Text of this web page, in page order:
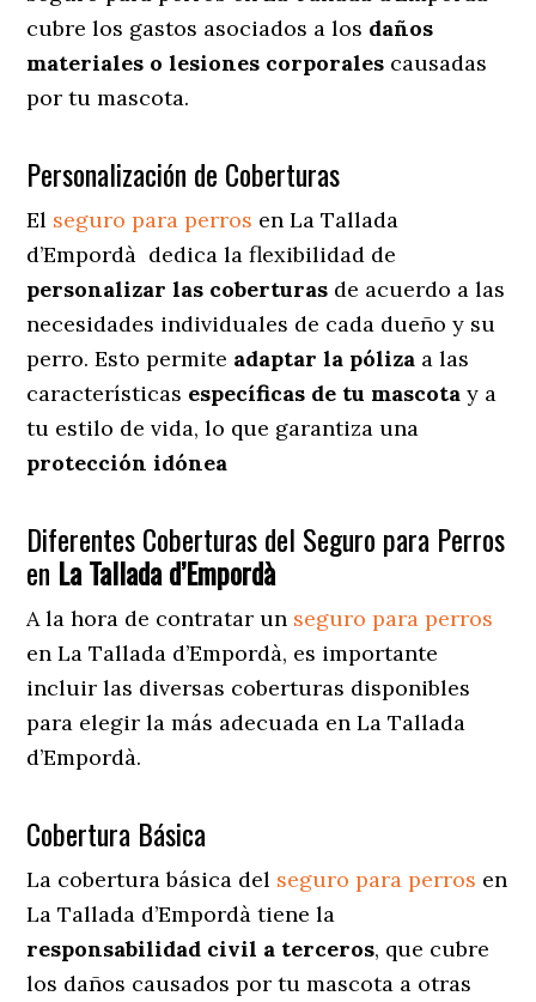
cubre los gastos asociados a los daños
materiales o lesiones corporales causadas
por tu mascota.
Personalización de Coberturas
El seguro para perros en La Tallada
d’Empordà dedica la flexibilidad de
personalizar las coberturas de acuerdo a las
necesidades individuales de cada dueño y su
perro. Esto permite adaptar la póliza a las
características específicas de tu mascota y a
tu estilo de vida, lo que garantiza una
protección idónea
Diferentes Coberturas del Seguro para Perros
en La Tallada d’Empordà
A la hora de contratar un seguro para perros
en La Tallada d’Empordà, es importante
incluir las diversas coberturas disponibles
para elegir la más adecuada en La Tallada
d’Empordà.
Cobertura Básica
La cobertura básica del seguro para perros en
La Tallada d’Empordà tiene la
responsabilidad civil a terceros, que cubre
los daños causados por tu mascota a otras